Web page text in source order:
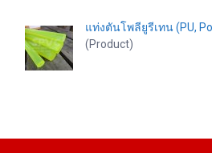
แท่งตันโพลียูรีเทน (PU,
(Product)